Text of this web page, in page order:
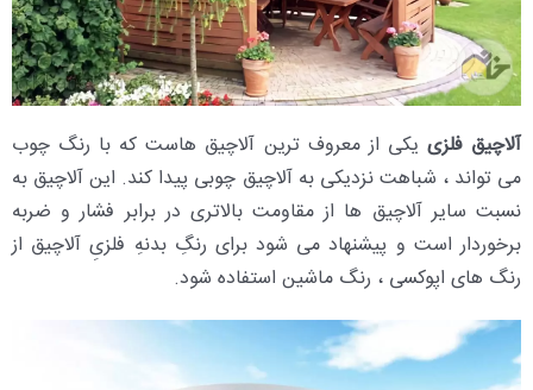
آلاچیق فلزی یکی از معروف ترین آلاچیق هاست که با رنگ چوب
می تواند ، شباهت نزدیکی به آلاچیق چوبی پیدا کند. این آلاچیق به
نسبت سایر آلاچیق ها از مقاومت بالاتری در برابر فشار و ضربه
برخوردار است و پیشنهاد می شود برای رنگِ بدنهِ فلزیِ آلاچیق از
رنگ های اپوکسی ، رنگ ماشین استفاده شود.